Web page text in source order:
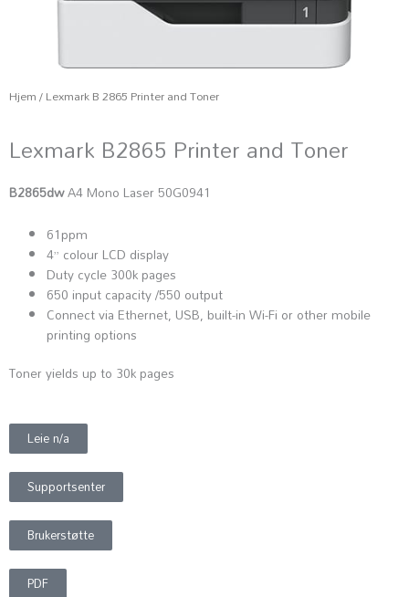
Hjem/ Lexmark B 2865 Printer and Toner
Lexmark B2865 Printer and Toner
B2865dwA4 Mono Laser 50G0941
61ppm
4” colour LCD display
Duty cycle 300k pages
650 input capacity /550 output
Connect via Ethernet, USB, built-in Wi-Fi or other mobile
printing options
Toner yields up to 30k pages
Leie n/a
Supportsenter
Brukerstøtte
PDF